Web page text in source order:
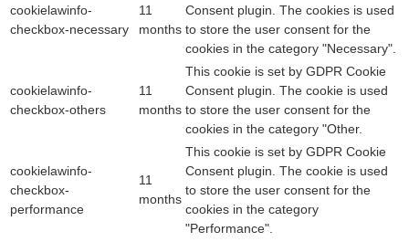
cookielawinfo-
checkbox-necessary
11
months
Consent plugin. The cookies is used
to store the user consent for the
cookies in the category "Necessary".
cookielawinfo-
checkbox-others
11
months
This cookie is set by GDPR Cookie
Consent plugin. The cookie is used
to store the user consent for the
cookies in the category "Other.
cookielawinfo-
checkbox-
performance
11
months
This cookie is set by GDPR Cookie
Consent plugin. The cookie is used
to store the user consent for the
cookies in the category
"Performance".